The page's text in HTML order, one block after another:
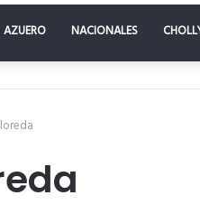
AZUERO NACIONALES